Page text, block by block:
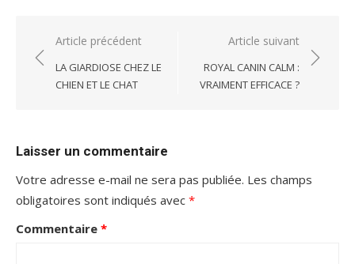
Navigation
de
l’article
Article précédent
LA GIARDIOSE CHEZ LE
CHIEN ET LE CHAT
Article suivant
ROYAL CANIN CALM :
VRAIMENT EFFICACE ?
Laisser un commentaire
Votre adresse e-mail ne sera pas publiée. Les champs
obligatoires sont indiqués avec *
Commentaire *